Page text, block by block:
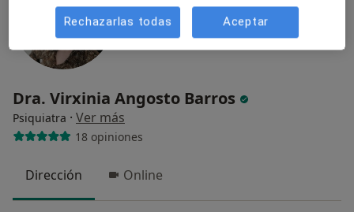
Dra. Virxinia Angosto Barros
Psiquiatra · Ver más
18 opiniones
Dirección Online
Rechazarlas todas Aceptar